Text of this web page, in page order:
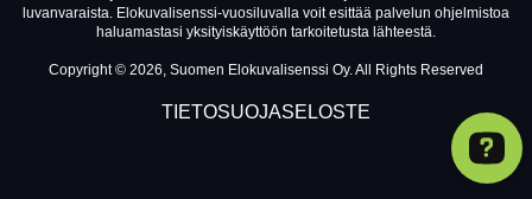
luvanvaraista. Elokuvalisenssi-vuosiluvalla voit esittää palvelun ohjelmistoa
haluamastasi yksityiskäyttöön tarkoitetusta lähteestä.
Copyright © 2026, Suomen Elokuvalisenssi Oy. All Rights Reserved
TIETOSUOJASELOSTE